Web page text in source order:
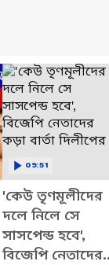
'কেউ তৃণমূলীদের
দলে নিলে সে
সাসপেন্ড হবে',
বিজেপি নেতাদের
09:51